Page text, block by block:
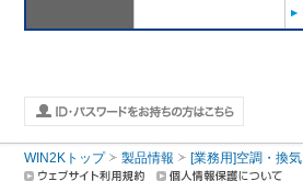
WIN2Kトップ 製品情報 [業務用]空調・換気